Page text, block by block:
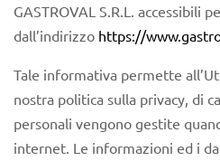
GASTROVAL S.R.L. accessibili
dall’indirizzo https://
Tale informativa permette
nostra politica sulla privacy, di
personali vengono gestite
internet. Le informazioni ed i